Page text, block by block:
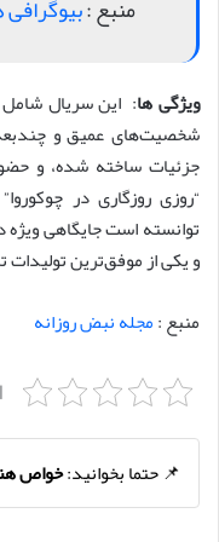
منبع :
ویژگی‌ ها: این سریال شامل
شخصیت‌های عمیق و
جزئیات ساخته شده، و
“روزی روزگاری در
توانسته است جایگاهی
و یکی از موفق‌ترین تولیدات
منبع :مجله نبض روزانه
📌 حتما بخوانید:خواص